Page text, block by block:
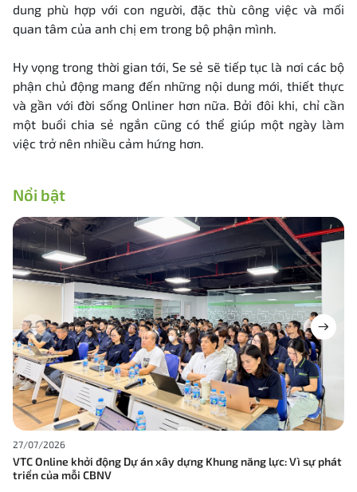
dung phù hợp với con người, đặc thù công việc và mối
quan tâm của anh chị em trong bộ phận mình.
Hy vọng trong thời gian tới, Se sẻ sẽ tiếp tục là nơi các bộ
phận chủ động mang đến những nội dung mới, thiết thực
và gần với đời sống Onliner hơn nữa. Bởi đôi khi, chỉ cần
một buổi chia sẻ ngắn cũng có thể giúp một ngày làm
việc trở nên nhiều cảm hứng hơn.
Nổi bật
27/07/2026
VTC Online khởi động Dự án xây dựng Khung năng lực: Vì sự phát
triển của mỗi CBNV